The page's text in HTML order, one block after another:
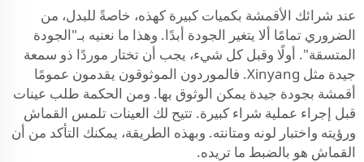
عند شرائك الأقمشة بكميات كبيرة كهذه، خاصةً للبدل، من
الضروري تمامًا ألا يتغير الجودة أبدًا. وهذا ما نعنيه بـ"الجودة
المتسقة". أولًا وقبل كل شيء، يجب أن تختار موردًا ذو سمعة
جيدة مثل Xinyang. فالموردون الموثوقون يقدمون عمومًا
أقمشة بجودة جيدة يمكن الوثوق بها. ومن الحكمة طلب عينات
قبل إجراء عملية شراء كبيرة. تتيح لك العينات تلمس القماش
ورؤيته واختبار لونه ومتانته. وبهذه الطريقة، يمكنك التأكد من أن
القماش هو بالضبط ما تريده.